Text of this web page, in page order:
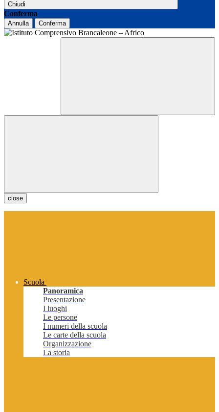
Chiudi
Conferma
Annulla Conferma
close
Scuola
Panoramica
Presentazione
I luoghi
Le persone
I numeri della scuola
Le carte della scuola
Organizzazione
La storia